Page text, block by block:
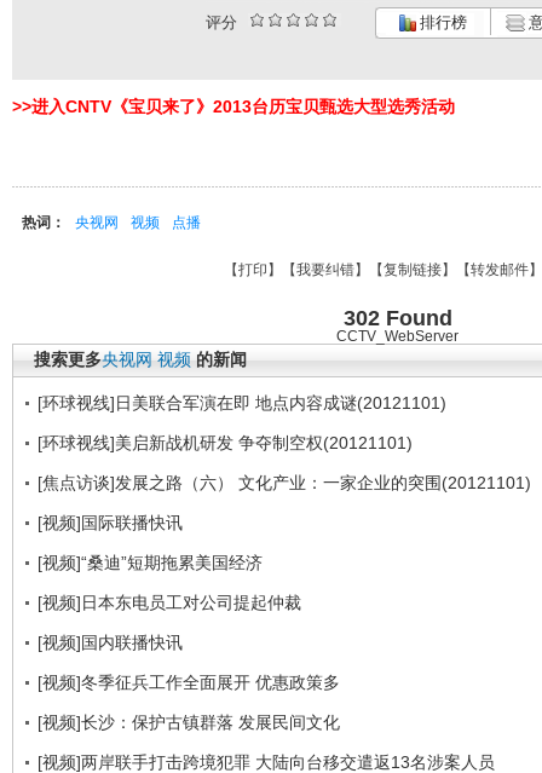
评分 排行榜
>>进入CNTV《宝贝来了》2013台历宝贝甄选大型选秀活动
热词： 央视网 视频 点播
【打印 】【我要纠错】【复制链接】【转发邮件
302 Found
CCTV_WebServer
搜索更多央视网 视频 的新闻
[环球视线]日美联合军演在即 地点内容成谜(20121101)
[环球视线]美启新战机研发 争夺制空权(20121101)
[焦点访谈]发展之路（六） 文化产业：一家企业的突围(20121101)
[视频]国际联播快讯
[视频]“桑迪”短期拖累美国经济
[视频]日本东电员工对公司提起仲裁
[视频]国内联播快讯
[视频]冬季征兵工作全面展开 优惠政策多
[视频]长沙：保护古镇群落 发展民间文化
[视频]两岸联手打击跨境犯罪 大陆向台移交遣返13名涉案人员